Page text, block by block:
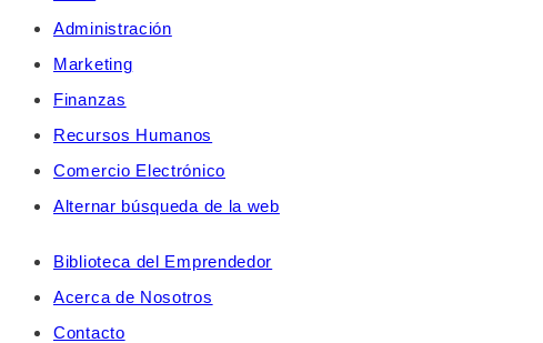
Administración
Marketing
Finanzas
Recursos Humanos
Comercio Electrónico
Alternar búsqueda de la web
Biblioteca del Emprendedor
Acerca de Nosotros
Contacto